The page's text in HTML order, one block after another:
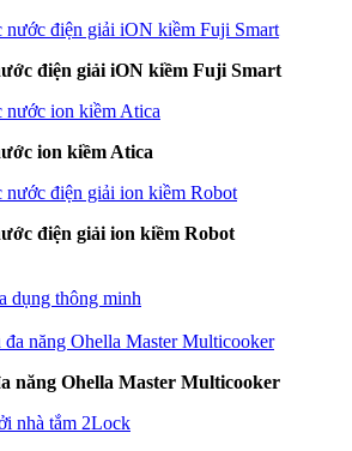
điện giải iON kiềm Fuji Smart
ion kiềm Atica
điện giải ion kiềm Robot
dụng thông minh
năng Ohella Master Multicooker